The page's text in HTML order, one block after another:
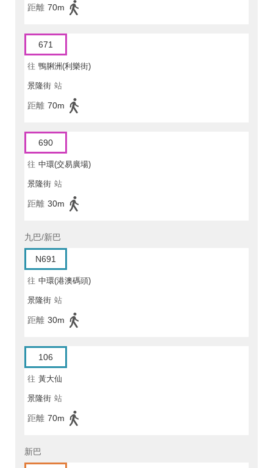
距離 70m
671
往 鴨脷洲(利樂街)
景隆街 站
距離 70m
690
往 中環(交易廣場)
景隆街 站
距離 30m
九巴/新巴
N691
往 中環(港澳碼頭)
景隆街 站
距離 30m
106
往 黃大仙
景隆街 站
距離 70m
新巴